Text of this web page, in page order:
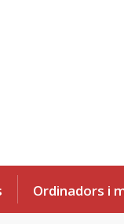
Ordinadors i